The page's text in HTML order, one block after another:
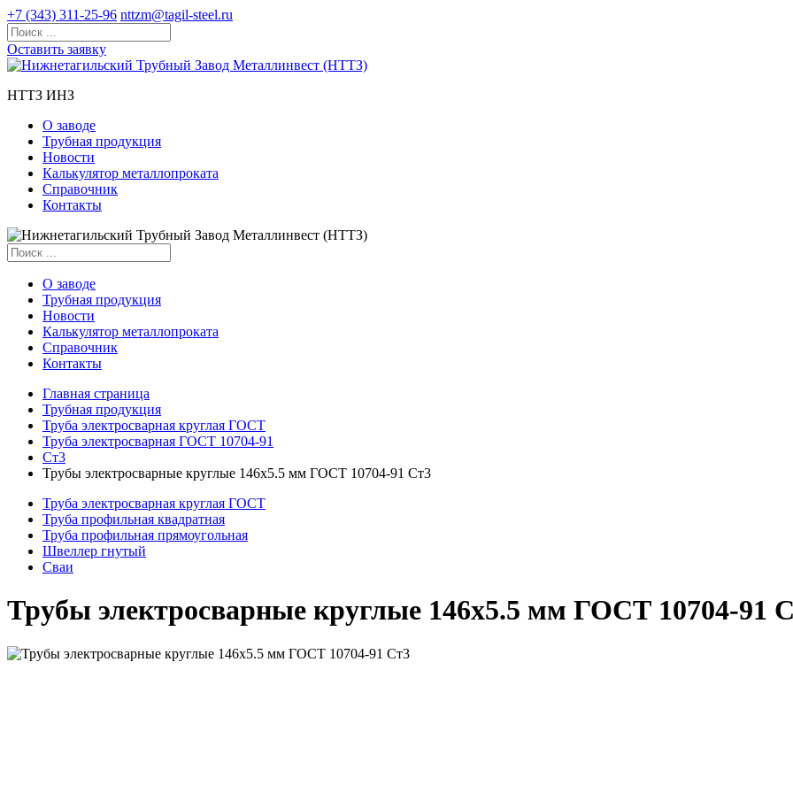
+7 (343) 311-25-96 nttzm@tagil-steel.ru
Оставить заявку
НТТЗ ИНЗ
О заводе
Трубная продукция
Новости
Калькулятор металлопроката
Справочник
Контакты
О заводе
Трубная продукция
Новости
Калькулятор металлопроката
Справочник
Контакты
Главная страница
Трубная продукция
Труба электросварная круглая ГОСТ
Труба электросварная ГОСТ 10704-91
Ст3
Трубы электросварные круглые 146x5.5 мм ГОСТ 10704-91 Ст3
Труба электросварная круглая ГОСТ
Труба профильная квадратная
Труба профильная прямоугольная
Швеллер гнутый
Сваи
Трубы электросварные круглые 146x5.5 мм ГОСТ 10704-91